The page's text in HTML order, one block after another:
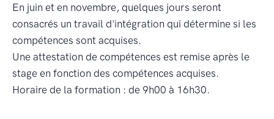
En juin et en novembre, quelques jours seront
consacrés un travail d'intégration qui détermine si les
compétences sont acquises.
Une attestation de compétences est remise après le
stage en fonction des compétences acquises.
Horaire de la formation : de 9h00 à 16h30.